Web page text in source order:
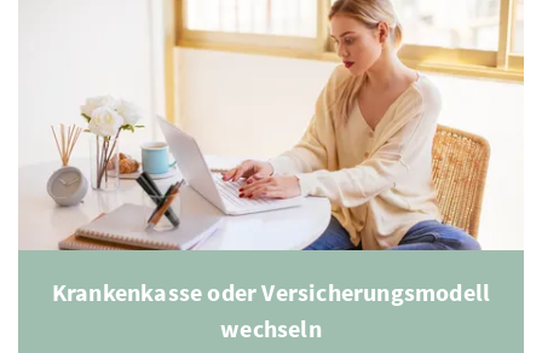
Krankenkasse oder Versicherungsmodell
wechseln